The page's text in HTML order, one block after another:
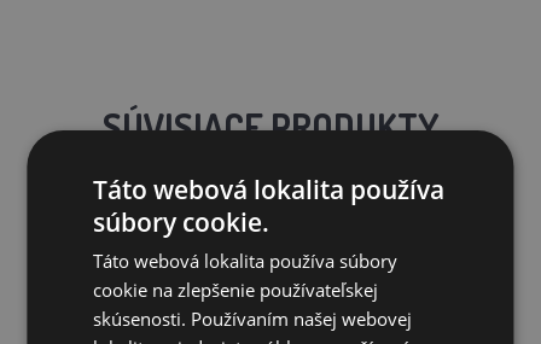
SÚVISIACE PRODUKTY
Táto webová lokalita používa
súbory cookie.
Táto webová lokalita používa súbory
cookie na zlepšenie používateľskej
skúsenosti. Používaním našej webovej